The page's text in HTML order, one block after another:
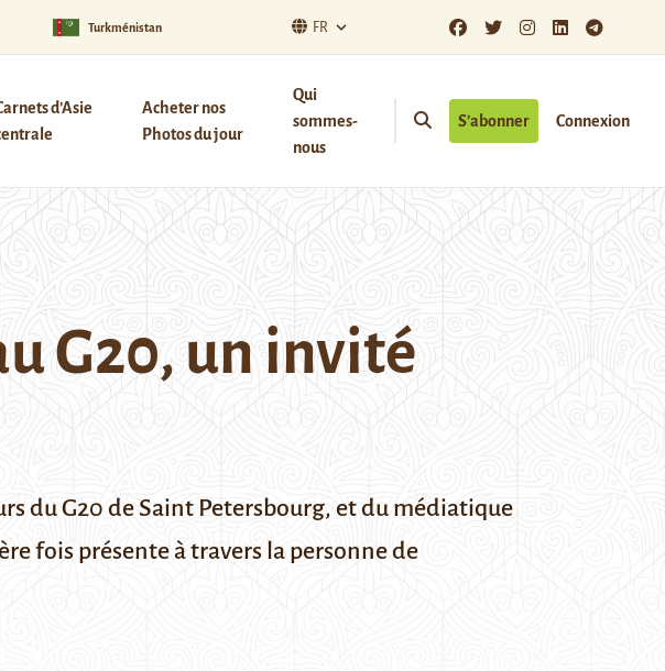
Turkménistan FR
d’Asie
Acheter nos
Photos du jour
Qui
sommes-
nous
S’abonner Connexion
G20, un invité
du G20 de Saint Petersbourg, et du médiatique
fois présente à travers la personne de